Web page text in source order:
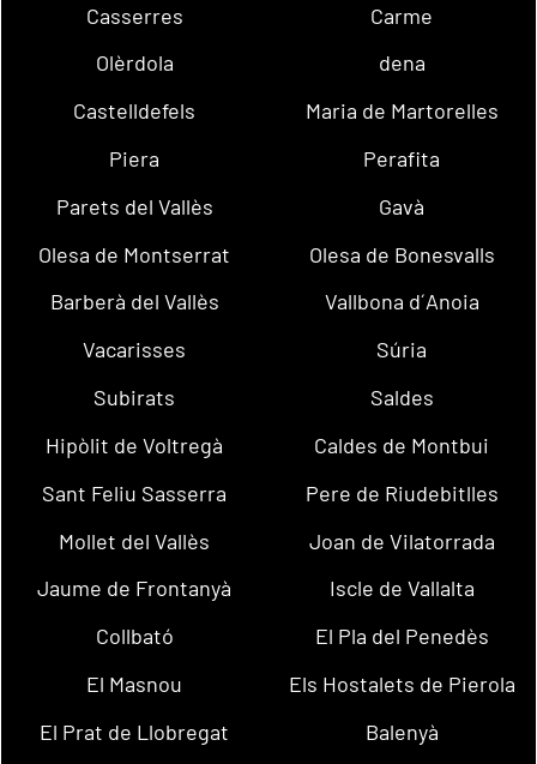
Casserres
Carme
Olèrdola
dena
Castelldefels
Maria de Martorelles
Piera
Perafita
Parets del Vallès
Gavà
Olesa de Montserrat
Olesa de Bonesvalls
Barberà del Vallès
Vallbona d´Anoia
Vacarisses
Súria
Subirats
Saldes
Hipòlit de Voltregà
Caldes de Montbui
Sant Feliu Sasserra
Pere de Riudebitlles
Mollet del Vallès
Joan de Vilatorrada
Jaume de Frontanyà
Iscle de Vallalta
Collbató
El Pla del Penedès
El Masnou
Els Hostalets de Pierola
El Prat de Llobregat
Balenyà